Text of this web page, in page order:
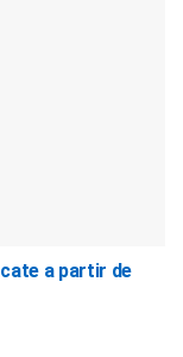
a partir de